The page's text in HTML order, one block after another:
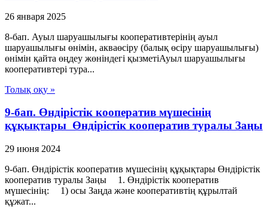
26 января 2025
8-бап. Ауыл шаруашылығы кооперативтерінің ауыл
шаруашылығы өнімін, акваөсіру (балық өсіру шаруашылығы)
өнімін қайта өңдеу жөніндегі қызметіАуыл шаруашылығы
кооперативтері тура...
Толық оқу »
9-бап. Өндiрiстiк кооператив мүшесiнiң
құқықтары Өндiрiстiк кооператив туралы Заңы
29 июня 2024
9-бап. Өндiрiстiк кооператив мүшесiнiң құқықтары Өндiрiстiк
кооператив туралы Заңы 1. Өндiрiстiк кооператив
мүшесiнiң: 1) осы Заңда және кооперативтiң құрылтай
құжат...